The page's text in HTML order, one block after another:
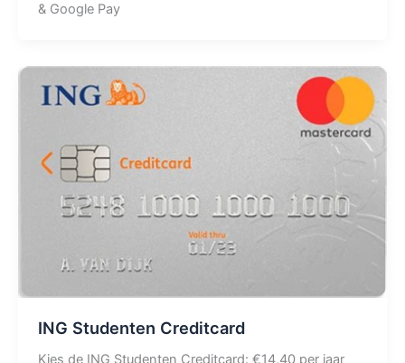
& Google Pay
ING Studenten Creditcard
Kies de ING Studenten Creditcard: €14,40 per jaar